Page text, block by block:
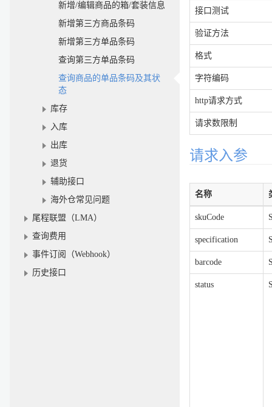
新增/编辑商品的箱/套装信息
新增第三方商品条码
新增第三方单品条码
查询第三方单品条码
查询商品的单品条码及其状
态
库存
入库
出库
退货
辅助接口
海外仓常见问题
尾程联盟（LMA）
查询费用
事件订阅（Webhook）
历史接口
接口测试
验证方法
格式
字符编码
http请求方式
请求数限制
请求入参
名称
skuCode
specification
barcode
status